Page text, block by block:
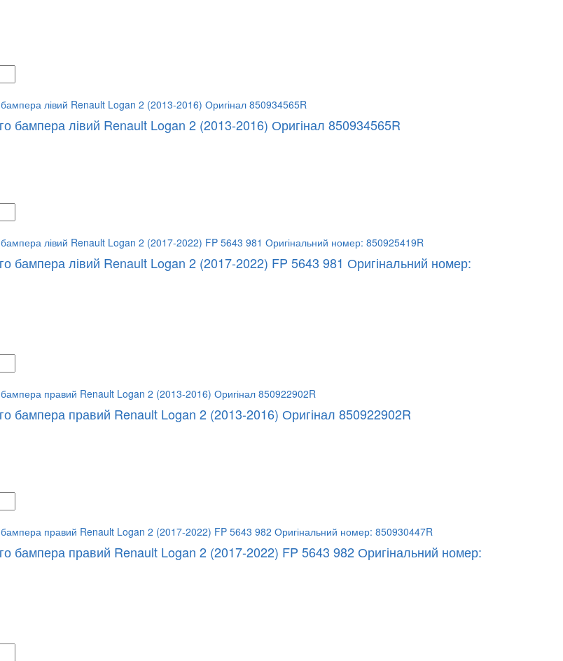
бампера лівий Renault Logan 2 (2013-2016) Оригінал 850934565R
бампера лівий Renault Logan 2 (2017-2022) FP 5643 981 Оригінальний номер:
бампера правий Renault Logan 2 (2013-2016) Оригінал 850922902R
бампера правий Renault Logan 2 (2017-2022) FP 5643 982 Оригінальний номер: